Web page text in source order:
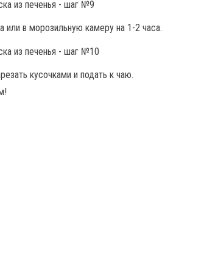
или в морозильную камеру на 1-2 часа.
кусочками и подать к чаю.